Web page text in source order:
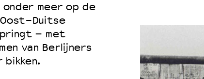
onder meer op de
Duitse
– met
van Berlijners